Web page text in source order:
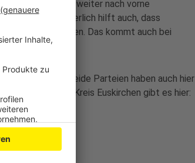
letzten Jahren weiter nach vorne
kommen. Sicherlich hilft auch, dass
super Job machen. Das kommt auch bei
auch.
Euskirchen. Beide Parteien haben auch hier
im Kreis Euskirchen gibt es hier: